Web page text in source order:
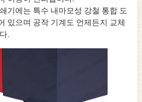
기에는 특수 내마모성 강철 통합 도
있으며 공작 기계도 언제든지 교체
.